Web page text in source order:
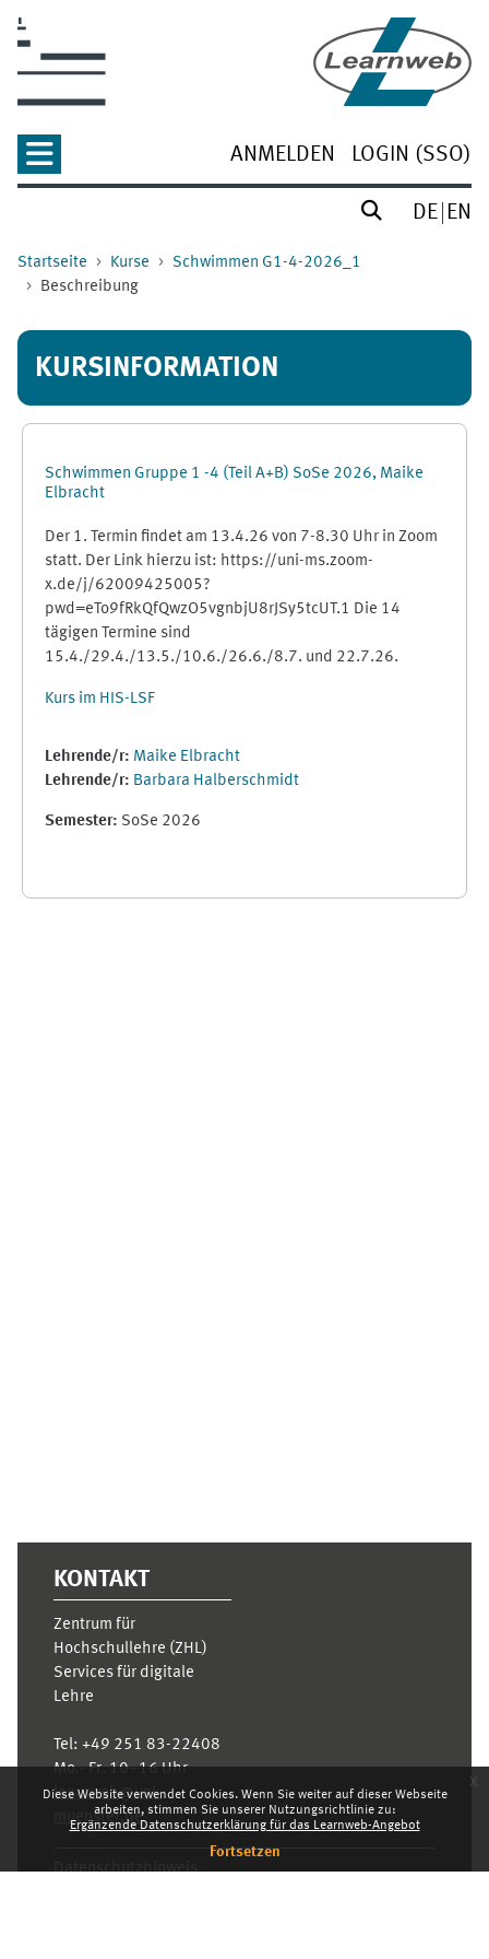
Diese Website verwendet Cookies. Wenn Sie weiter auf dieser Webseite
arbeiten, stimmen Sie unserer Nutzungsrichtlinie zu:
Ergänzende Datenschutzerklärung für das Learnweb-Angebot
Fortsetzen
x
ANMELDEN LOGIN (SSO)
DE EN
Startseite Kurse
Schwimmen G1-4-2026_1
Beschreibung
KURSINFORMATION
Schwimmen Gruppe 1 -4 (Teil A+B) SoSe 2026, Maike
Elbracht
Der 1. Termin findet am 13.4.26 von 7-8.30 Uhr in Zoom
statt. Der Link hierzu ist: https://uni-ms.zoom-
x.de/j/62009425005?
pwd=eTo9fRkQfQwzO5vgnbjU8rJSy5tcUT.1 Die 14
tägigen Termine sind
15.4./29.4./13.5./10.6./26.6./8.7. und 22.7.26.
Kurs im HIS-LSF
Lehrende/r: Maike Elbracht
Lehrende/r: Barbara Halberschmidt
Semester: SoSe 2026
KONTAKT
Zentrum für
Hochschullehre (ZHL)
Services für digitale
Lehre
Tel: +49 251 83-22408
Mo.- Fr. 10–16 Uhr
learnweb@uni-
muenster.de
Datenschutzhinweis